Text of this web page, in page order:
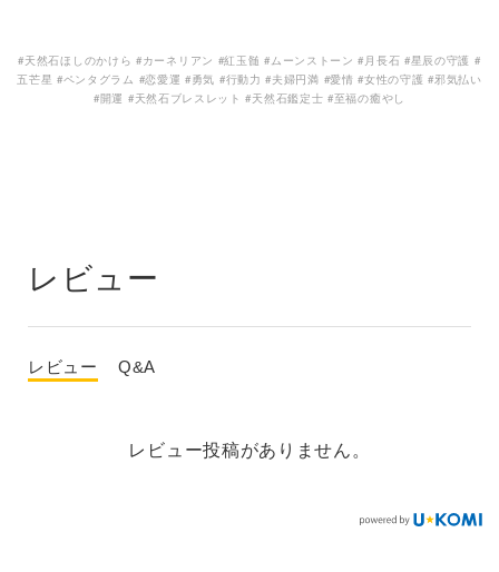
#天然石ほしのかけら #カーネリアン #紅玉髄 #ムーンストーン #月長石 #星辰の守護 #
五芒星 #ペンタグラム #恋愛運 #勇気 #行動力 #夫婦円満 #愛情 #女性の守護 #邪気払い
#開運 #天然石ブレスレット #天然石鑑定士 #至福の癒やし
レビュー
レビュー Q&A
レビュー投稿がありません。